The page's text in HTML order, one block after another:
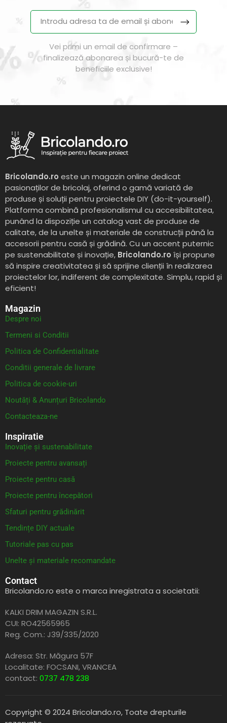
Vei primi un email de confirmare –
finalizează abonarea și bucură-te de
beneficiile exclusive!
Bricolando.ro este un magazin online dedicat
pasionaților de bricolaj, oferind o gamă variată de
produse și soluții pentru proiectele DIY (do-it-yourself).
Platforma combină profesionalismul cu accesibilitatea,
punând la dispoziție un catalog vast de produse de
calitate, de la unelte și materiale de construcții până la
accesorii pentru casă și grădină. Cu un accent puternic
pe sustenabilitate și inovație, Bricolando.ro își propune
să inspire creativitatea și să sprijine clienții în realizarea
proiectelor lor, indiferent de complexitate. Simplu, rapid și
eficient!
Magazin
Despre noi
Termeni si Conditii
Politica de Confidentialitate
Conditii generale de livrare
Politica de cookie-uri
Noutăți & Anunțuri Bricolando
Contacteaza-ne
Inspiratie
Inovație și sustenabilitate
Proiecte pentru avansați
Proiecte pentru casă
Proiecte pentru începători
Sfaturi pentru grădinărit
Tendințe DIY actuale
Tutoriale pas cu pas
Unelte și materiale recomandate
Contact
Bricolando.ro este o marca inregistrata a societatii:
KALKI DRIM MAGAZIN S.R.L.
CUI: RO42565965
Reg. Com.: J39/335/2020
Adresa: Str. Măgura 57F
Localitate: FOCSANI,VRANCEA
contact: 0737 478 238
Copyright © 2024 Bricolando.ro, Toate drepturile